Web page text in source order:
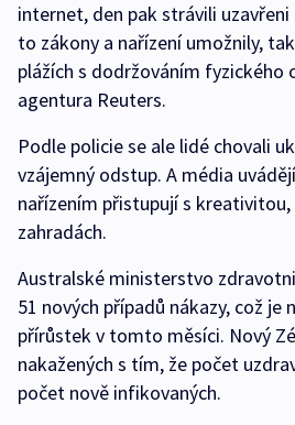
internet, den pak strávili uzavřeni
to zákony a nařízení umožnily,
plážích s dodržováním fyzického
agentura Reuters.
Podle policie se ale lidé chovali
vzájemný odstup. A média
nařízením přistupují s
zahradách.
Australské ministerstvo
51 nových případů nákazy, což je
přírůstek v tomto měsíci. Nový
nakažených s tím, že počet
počet nově infikovaných.